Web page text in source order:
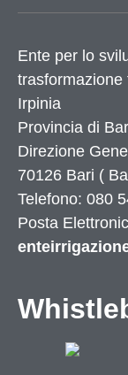
Ente per lo
trasformazione
Irpinia
Provincia di
Direzione
70126 Bari ( Ba
Telefono: 080
Posta